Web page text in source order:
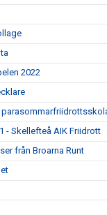
2022
- Skellefteå AIK Friidrott
från Broarna Runt